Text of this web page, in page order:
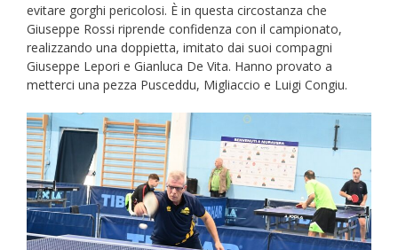
evitare gorghi pericolosi. È in questa circostanza che
Giuseppe Rossi riprende confidenza con il campionato,
realizzando una doppietta, imitato dai suoi compagni
Giuseppe Lepori e Gianluca De Vita. Hanno provato a
metterci una pezza Pusceddu, Migliaccio e Luigi Congiu.